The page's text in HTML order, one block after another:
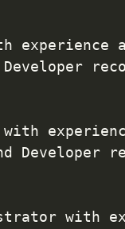
experience
Developer
with